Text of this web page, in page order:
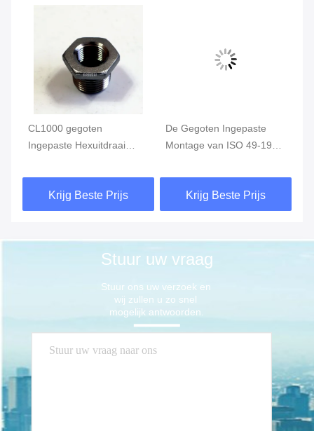
CL1000 gegoten
Ingepaste Hexuitdraai
Buismontage van ASTM
A351Krijg Beste Prijs
De Gegoten Ingepaste
Montage van ISO 49-1994
Verminderen van
Contactdoos 3“ X 2“
Klasse 150
Krijg Beste Prijs
Stuur uw vraag
Stuur ons uw verzoek en
wij zullen u zo snel
mogelijk antwoorden.